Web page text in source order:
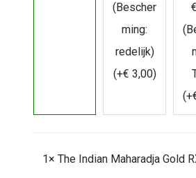
(Bescher
ming:
redelijk)
(+€ 3,00)
(+
1× The Indian Maharadja Gold